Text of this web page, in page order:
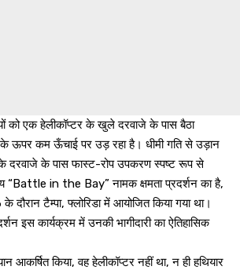
को एक हेलीकॉप्टर के खुले दरवाजे के पास बैठा
के ऊपर कम ऊँचाई पर उड़ रहा है। धीमी गति से उड़ान
दरवाजे के पास फास्ट-रोप उपकरण स्पष्ट रूप से
“Battle in the Bay” नामक क्षमता प्रदर्शन का है,
टैम्पा, फ्लोरिडा में आयोजित किया गया था।
इस कार्यक्रम में उनकी भागीदारी का ऐतिहासिक
आकर्षित किया, वह हेलीकॉप्टर नहीं था, न ही हथियार